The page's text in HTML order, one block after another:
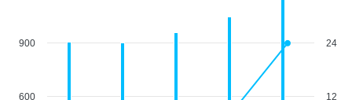
600
900
12
24